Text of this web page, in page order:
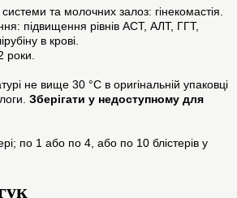
та молочних залоз: гінекомастія.
підвищення рівнів АСТ, АЛТ, ГГТ,
в крові.
роки.
не вище 30 °C в оригінальній упаковці
Зберігати у недоступному для
по 1 або по 4, або по 10 блістерів у